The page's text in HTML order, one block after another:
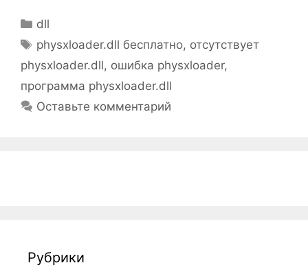
Рубрики
dll
Метки
physxloader.dll бесплатно, отсутствует
physxloader.dll, ошибка physxloader,
программа physxloader.dll
Оставьте комментарий
Рубрики